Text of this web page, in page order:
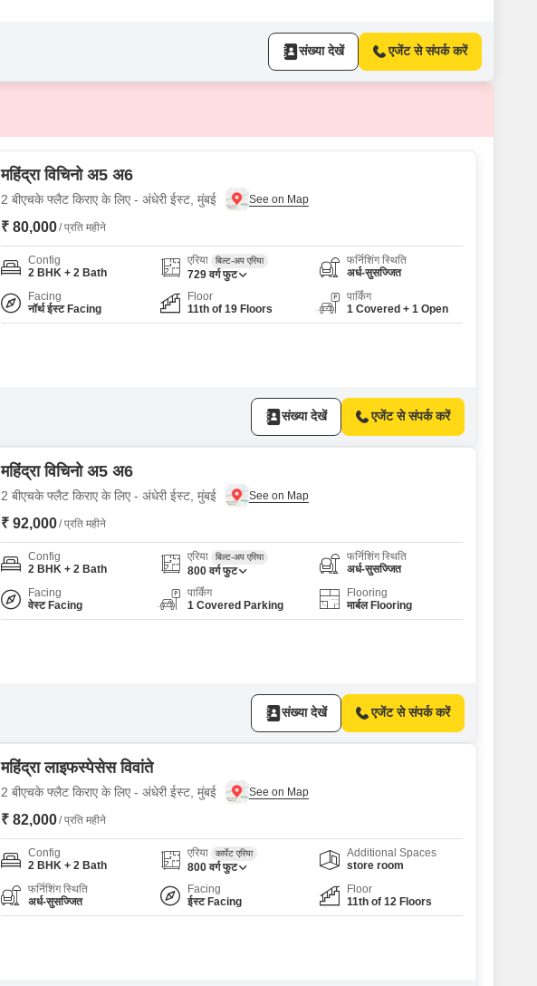
संख्या देखें एजेंट से संपर्क करें
महिंद्रा विचिनो अ5 अ6
2 बीएचके फ्लैट किराए के लिए - अंधेरी ईस्ट, मुंबई
₹ 80,000/ प्रति महीने
Config
2 BHK + 2 Bath
एरिया बिल्ट-अप एरिया
729 वर्ग फुट
फर्निशिंग स्थिति
अर्ध-सुसज्जित
Facing
नॉर्थ ईस्ट Facing
Floor
11th of 19 Floors
पार्किंग
1 Covered + 1 Open
संख्या देखें एजेंट से संपर्क करें
महिंद्रा विचिनो अ5 अ6
2 बीएचके फ्लैट किराए के लिए - अंधेरी ईस्ट, मुंबई
₹ 92,000/ प्रति महीने
Config
2 BHK + 2 Bath
एरिया बिल्ट-अप एरिया
800 वर्ग फुट
फर्निशिंग स्थिति
अर्ध-सुसज्जित
Facing
वेस्ट Facing
पार्किंग
1 Covered Parking
Flooring
मार्बल Flooring
संख्या देखें एजेंट से संपर्क करें
महिंद्रा लाइफस्पेसेस विवांते
2 बीएचके फ्लैट किराए के लिए - अंधेरी ईस्ट, मुंबई
₹ 82,000/ प्रति महीने
Config
2 BHK + 2 Bath
एरिया कार्पेट एरिया
800 वर्ग फुट
Additional Spaces
store room
फर्निशिंग स्थिति
अर्ध-सुसज्जित
Facing
ईस्ट Facing
Floor
11th of 12 Floors